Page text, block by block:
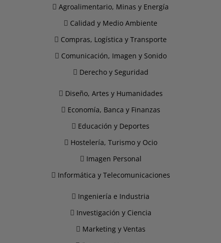
Agroalimentario, Minas y Energía
Calidad y Medio Ambiente
Compras, Logística y Transporte
Comunicación, Imagen y Sonido
Derecho y Seguridad
Diseño, Artes y Humanidades
Economía, Banca y Finanzas
Educación y Deportes
Hostelería, Turismo y Ocio
Imagen Personal
Informática y Telecomunicaciones
Ingeniería e Industria
Investigación y Ciencia
Marketing y Ventas